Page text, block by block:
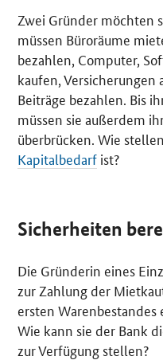
Zwei Gründer möchten
müssen Büroräume
bezahlen, Computer,
kaufen, Versicherungen
Beiträge bezahlen. Bis
müssen sie außerdem
überbrücken. Wie
Kapitalbedarf ist?
Sicherheiten
Die Gründerin eines
zur Zahlung der
ersten Warenbestandes
Wie kann sie der Bank
zur Verfügung stellen?